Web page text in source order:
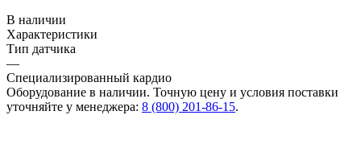
В наличии
Характеристики
Тип датчика
—
Специализированный кардио
Оборудование в наличии. Точную цену и условия поставки
уточняйте у менеджера: 8 (800) 201-86-15.